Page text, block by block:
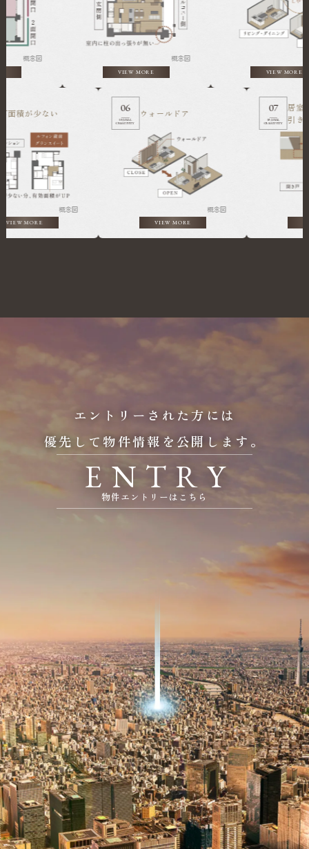
概念図 概念図
VIEW MORE VIEW MORE
廊下面積が少ない
概念図
VIEW MORE
06
CREATIVITY
ウォールドア
概念図
VIEW MORE
07
SPATIAL
CREATIVITY
エントリーされた方には
優先して物件情報を公開します。
E N T R Y
物件エントリーはこちら